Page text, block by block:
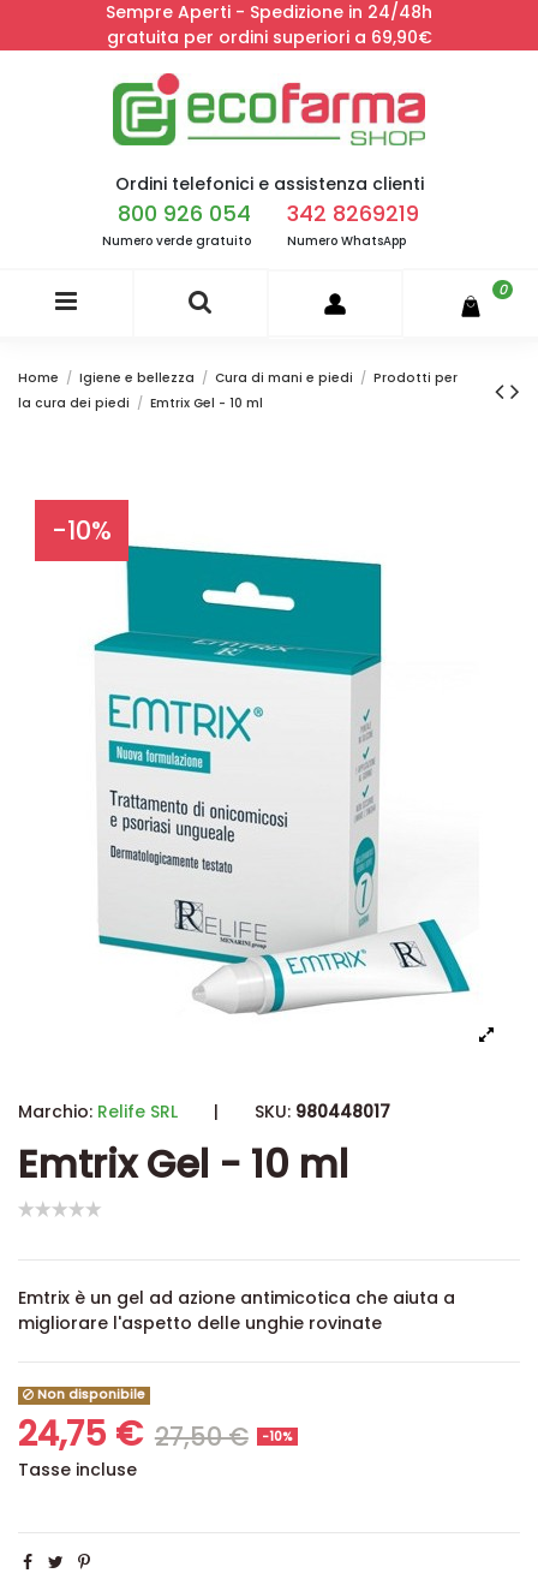
Sempre Aperti - Spedizione in 24/48h
gratuita per ordini superiori a 69,90€
Ordini telefonici e assistenza clienti
800 926 054
Numero verde gratuito
342 8269219
Numero WhatsApp
0
Home Igiene e bellezza Cura di mani e piedi
Prodotti per
la cura dei piedi
Emtrix Gel - 10 ml
-10%
Marchio: Relife SRL | SKU: 980448017
Emtrix Gel - 10 ml
Emtrix è un gel ad azione antimicotica che aiuta a
migliorare l'aspetto delle unghie rovinate
Non disponibile
24,75 € 27,50 € -10%
Tasse incluse